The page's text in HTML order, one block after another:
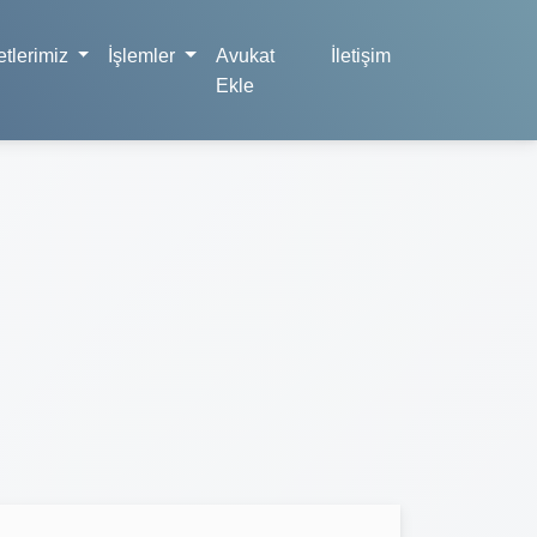
İşlemler
Avukat
Ekle
İletişim